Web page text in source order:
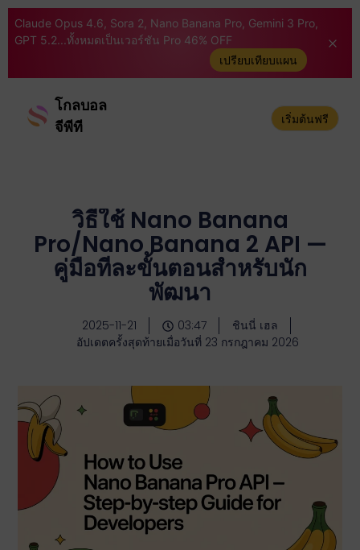
Claude Opus 4.6, Sora 2, Nano Banana Pro, Gemini 3 Pro,
GPT 5.2...ทั้งหมดเป็นเวอร์ชัน Pro 46% OFF
เปรียบเทียบแผน
โกลบอล
จีพีที
เริ่มต้นฟรี
วิธีใช้ Nano Banana
Pro/Nano Banana 2 API —
คู่มือทีละขั้นตอนสำหรับนัก
พัฒนา
2025-11-21 03:47
ชินนี่ เฮล
อัปเดตครั้งสุดท้ายเมื่อวันที่ 23 กรกฎาคม 2026